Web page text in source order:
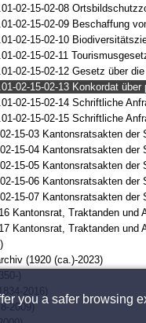
02-15-02-08
02-15-02-09 Beschaffung
02-15-02-10
02-15-02-11
02-15-02-12 Gesetz über
02-15-02-13 Konkordat
02-15-02-14 Schriftliche
02-15-02-15 Schriftliche
15-03 Kantonsratsakten der
15-04 Kantonsratsakten der
15-05 Kantonsratsakten der
15-06 Kantonsratsakten
15-07 Kantonsratsakten der
Kantonsrat, Traktanden und
Kantonsrat, Traktanden und
(1920 (ca.)-2023)
)
2016)
2009)
you a safer browsing